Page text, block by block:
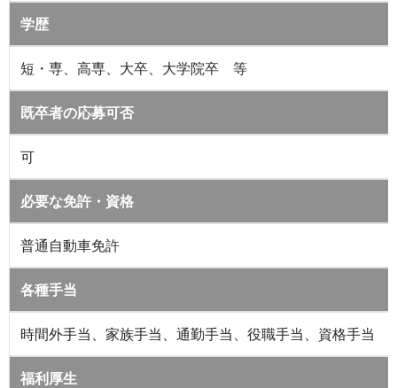
学歴
短・専、高専、大卒、大学院卒 等
既卒者の応募可否
可
必要な免許・資格
普通自動車免許
各種手当
時間外手当、家族手当、通勤手当、役職手当、資格手当
福利厚生